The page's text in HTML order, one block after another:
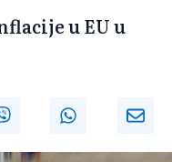
u EU u